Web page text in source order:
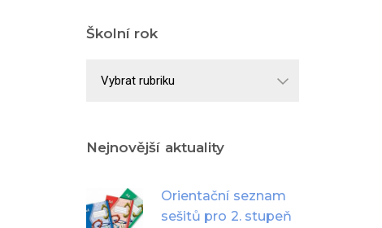
Školní rok
Nejnovější aktuality
Orientační seznam
sešitů pro 2. stupeň